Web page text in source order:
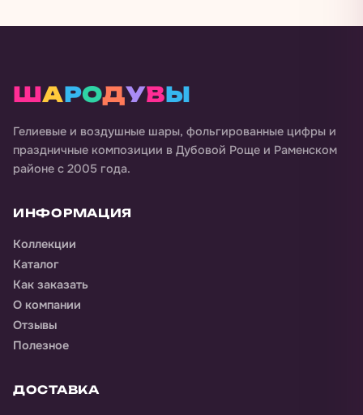
ШАРОДУВЫ
Гелиевые и воздушные шары, фольгированные цифры и
праздничные композиции в Дубовой Роще и Раменском
районе с 2005 года.
ИНФОРМАЦИЯ
Коллекции
Каталог
Как заказать
О компании
Отзывы
Полезное
ДОСТАВКА